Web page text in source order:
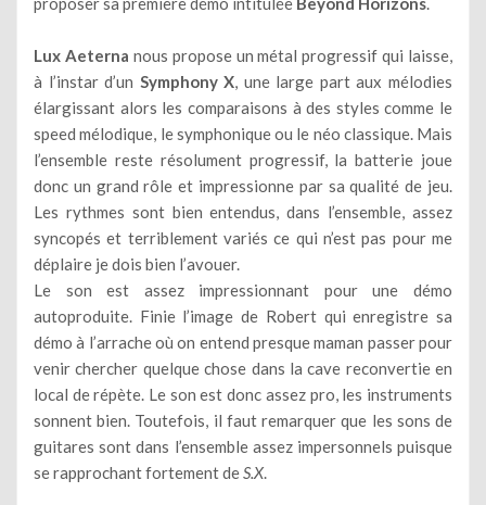
Lux Aeterna nous propose un métal progressif qui laisse,
à l’instar d’un Symphony X, une large part aux mélodies
élargissant alors les comparaisons à des styles comme le
speed mélodique, le symphonique ou le néo classique. Mais
l’ensemble reste résolument progressif, la batterie joue
donc un grand rôle et impressionne par sa qualité de jeu.
Les rythmes sont bien entendus, dans l’ensemble, assez
syncopés et terriblement variés ce qui n’est pas pour me
déplaire je dois bien l’avouer.
Le son est assez impressionnant pour une démo
autoproduite. Finie l’image de Robert qui enregistre sa
démo à l’arrache où on entend presque maman passer pour
venir chercher quelque chose dans la cave reconvertie en
local de répète. Le son est donc assez pro, les instruments
sonnent bien. Toutefois, il faut remarquer que les sons de
guitares sont dans l’ensemble assez impersonnels puisque
se rapprochant fortement deS.X.